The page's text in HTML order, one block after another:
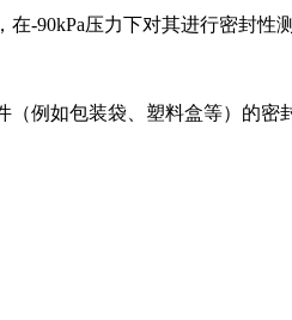
-90kPa压力下对其进行密封性测
例如包装袋、塑料盒等）的密